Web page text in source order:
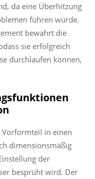
da eine Überhitzung
führen würde.
bewahrt die
sie erfolgreich
durchlaufen können,
Vorformteil in einen
dimensionsmäßig
der
besprüht wird. Der